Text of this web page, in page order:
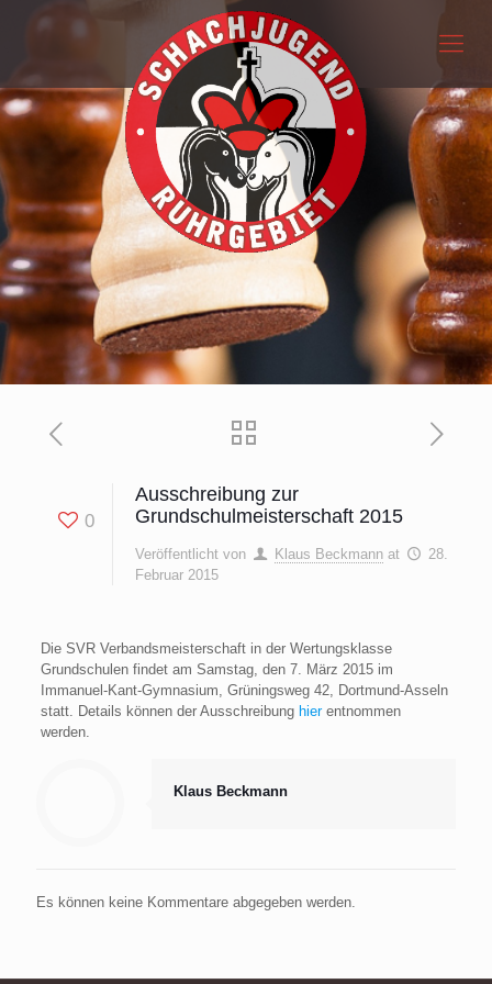
0
Ausschreibung zur
Grundschulmeisterschaft 2015
Veröffentlicht von Klaus Beckmann at
28.
Februar 2015
Die SVR Verbandsmeisterschaft in der Wertungsklasse
Grundschulen findet am Samstag, den 7. März 2015 im
Immanuel-Kant-Gymnasium, Grüningsweg 42, Dortmund-Asseln
statt. Details können der Ausschreibung hierentnommen
werden.
Klaus Beckmann
Es können keine Kommentare abgegeben werden.